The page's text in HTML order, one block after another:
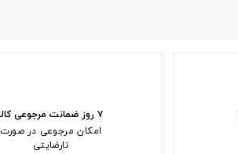
۷ روز ضمانت مرجوعی کالا
امکان مرجوعی در صورت
نارضایتی